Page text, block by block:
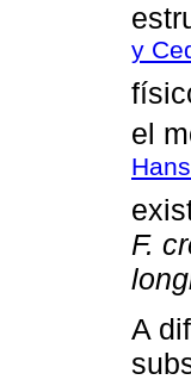
y
el
F.
A